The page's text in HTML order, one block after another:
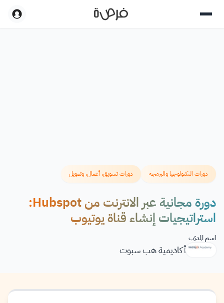
دورات التكنولوجيا والبرمجة دورات تسويق، أعمال، وتمويل
دورة مجانية عبر الانترنت من Hubspot:
استراتيجيات إنشاء قناة يوتيوب
اسم المدرّب
أكاديمية هب سبوت